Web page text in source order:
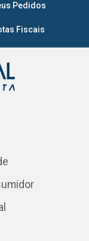
Pedidos
Fiscais